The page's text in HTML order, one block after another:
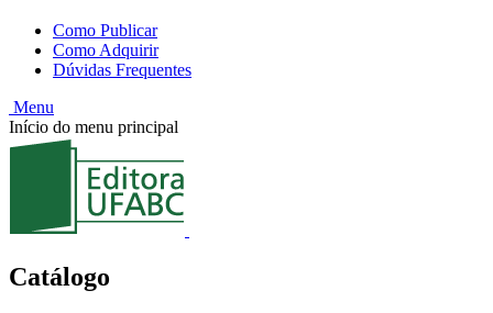
Como Publicar
Como Adquirir
Dúvidas Frequentes
Menu
Início do menu principal
Catálogo